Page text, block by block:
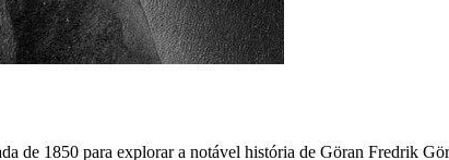
de 1850 para explorar a notável história de Göran Fredrik